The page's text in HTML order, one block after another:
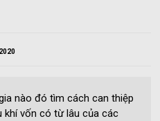
nào đó tìm cách can thiệp
khí vốn có từ lâu của các